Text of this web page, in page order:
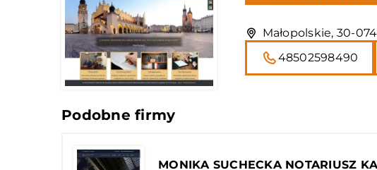
Małopolskie, 30-
48502598490
Podobne firmy
MONIKA SUCHECKA NOTARIUSZ